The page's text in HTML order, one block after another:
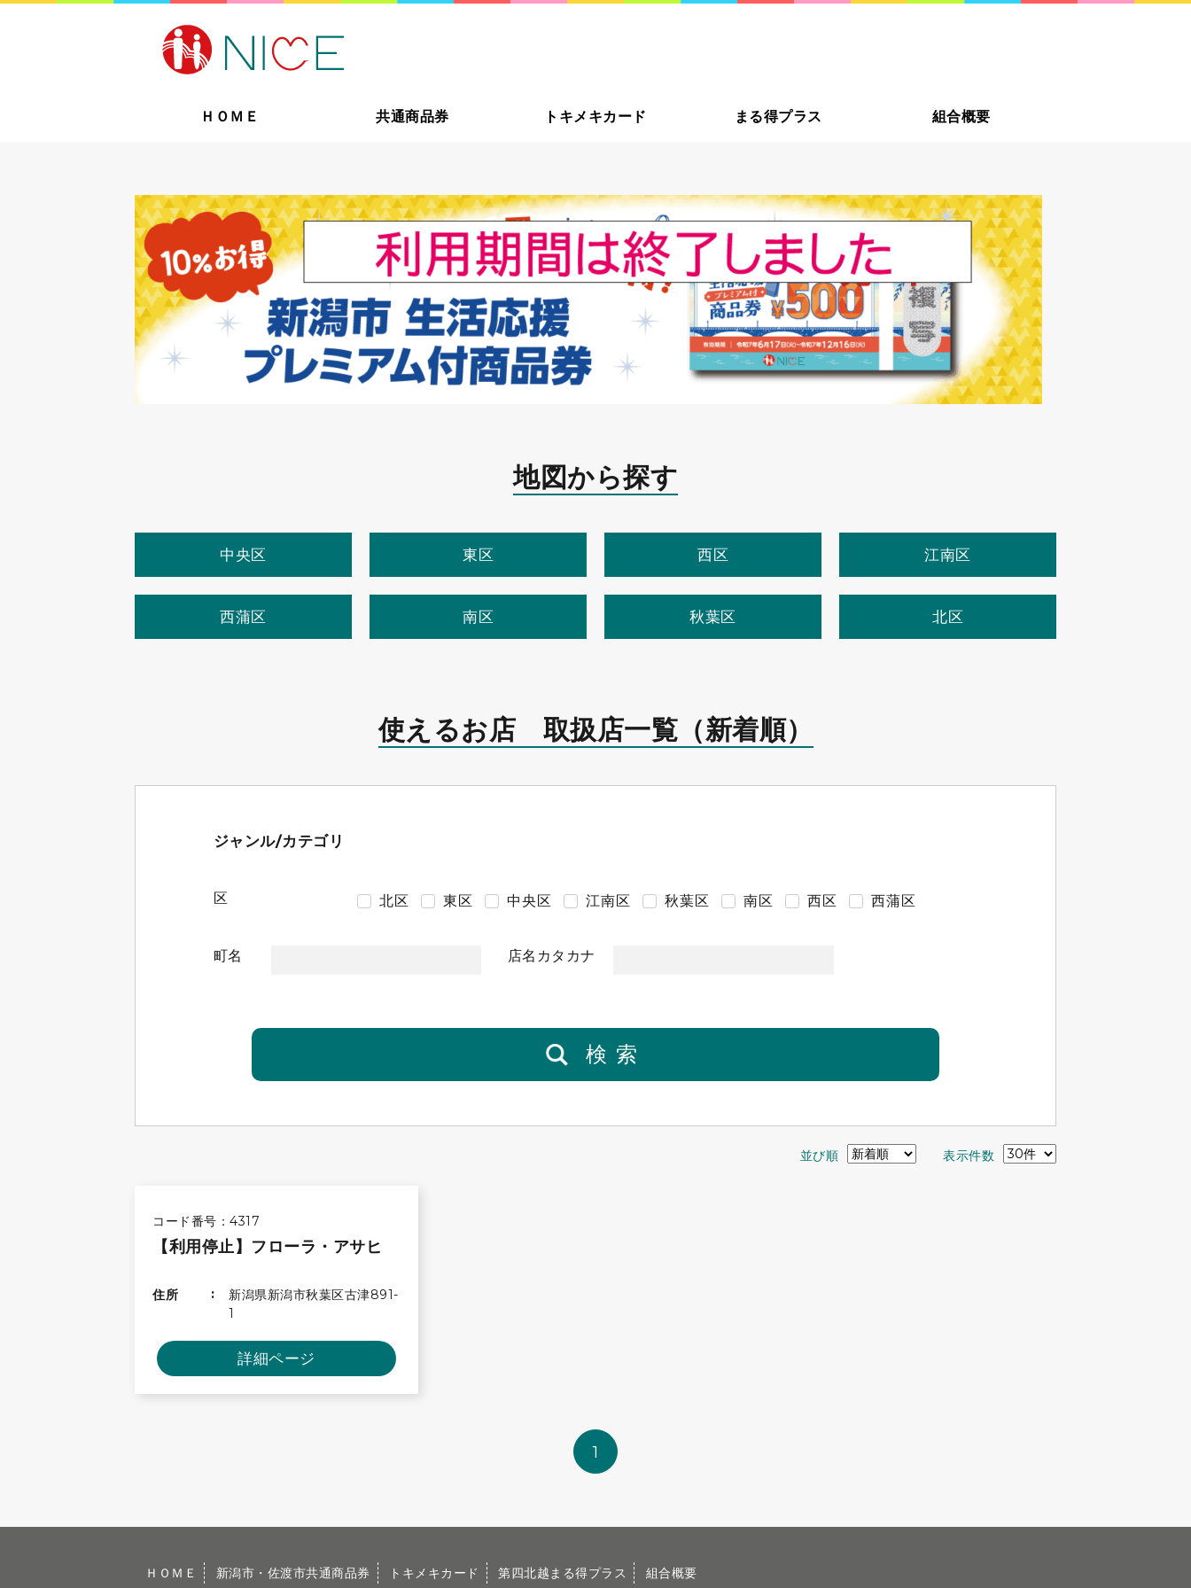
ＨＯＭＥ 共通商品券 トキメキカード まる得プラス 組合概要
地図から探す
中央区 東区 西区 江南区
西蒲区 南区 秋葉区 北区
使えるお店 取扱店一覧 （新着順）
ジャンル/カテゴリ
区 北区 東区 中央区 江南区 秋葉区 南区 西区 西蒲区
町名 店名カタカナ
検索
並び順 表示件数
コード番号：4317
【利用停止】フローラ・アサヒ
住所
新潟県新潟市秋葉区古津891-
1
詳細ページ
1
ＨＯＭＥ 新潟市・佐渡市共通商品券 トキメキカード 第四北越まる得プラス 組合概要